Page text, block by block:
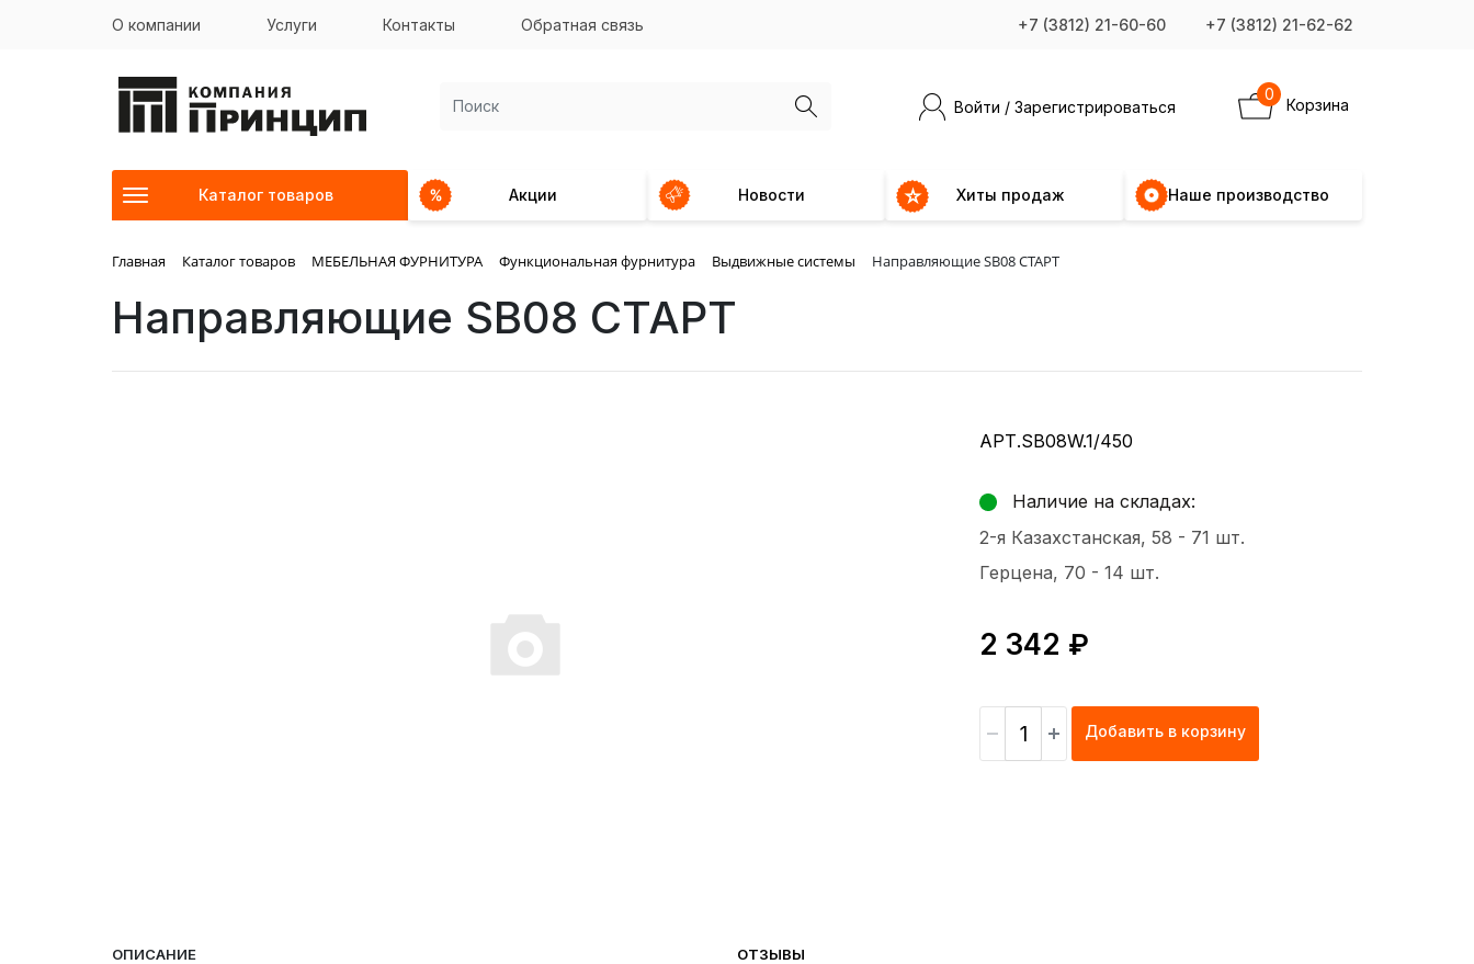
О компании Услуги Контакты Обратная связь +7 (3812) 21-60-60 +7 (3812) 21-62-62
Войти / Зарегистрироваться Корзина
0
Каталог товаров Акции Новости Хиты продаж Наше производство
Главная Каталог товаров МЕБЕЛЬНАЯ ФУРНИТУРА Функциональная фурнитура Выдвижные системы Направляющие SB08 СТАРТ
Направляющие SB08 СТАРТ
АРТ.SB08W.1/450
Наличие на складах:
2-я Казахстанская, 58 - 71 шт.
Герцена, 70 - 14 шт.
2 342 ₽
Добавить в корзину
ОПИСАНИЕ ОТЗЫВЫ